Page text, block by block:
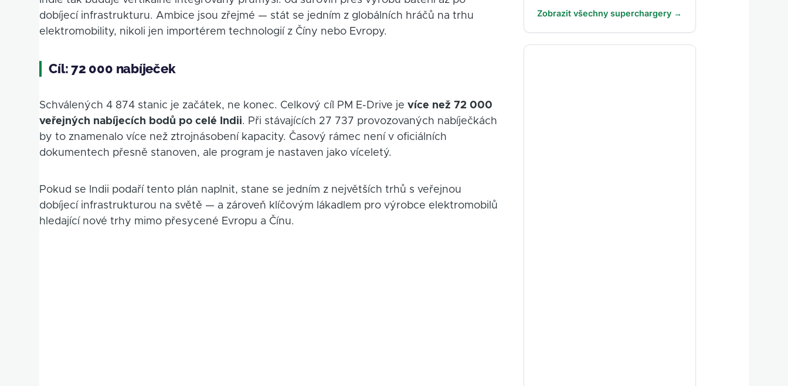
dobíjecí infrastrukturu. Ambice jsou zřejmé — stát se jedním z globálních hráčů na trhu
elektromobility, nikoli jen importérem technologií z Číny nebo Evropy.
Cíl: 72 000 nabíječek
Schválených 4 874 stanic je začátek, ne konec. Celkový cíl PM E-Drive jevíce než 72 000
veřejných nabíjecích bodů po celé Indii. Při stávajících 27 737 provozovaných nabíječkách
by to znamenalo více než ztrojnásobení kapacity. Časový rámec není v oficiálních
dokumentech přesně stanoven, ale program je nastaven jako víceletý.
Pokud se Indii podaří tento plán naplnit, stane se jedním z největších trhů s veřejnou
dobíjecí infrastrukturou na světě — a zároveň klíčovým lákadlem pro výrobce elektromobilů
hledající nové trhy mimo přesycené Evropu a Čínu.
Zobrazit všechny superchargery →